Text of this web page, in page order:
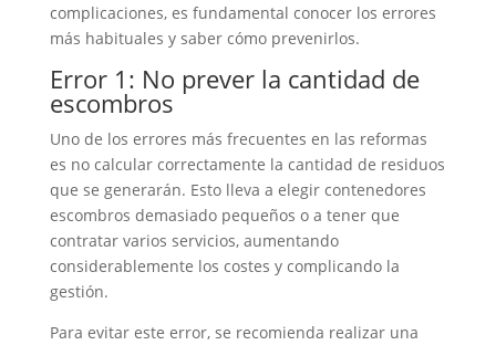
complicaciones, es fundamental conocer los errores
más habituales y saber cómo prevenirlos.
Error 1: No prever la cantidad de
escombros
Uno de los errores más frecuentes en las reformas
es no calcular correctamente la cantidad de residuos
que se generarán. Esto lleva a elegir contenedores
escombros demasiado pequeños o a tener que
contratar varios servicios, aumentando
considerablemente los costes y complicando la
gestión.
Para evitar este error, se recomienda realizar una